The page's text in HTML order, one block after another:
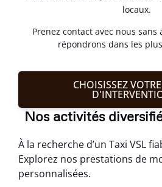
locaux.
Prenez contact avec nous
répondrons dans les
CHOISISSEZ
Nos activités
À la recherche d’un Taxi VSL
Explorez nos prestations de
personnalisées.